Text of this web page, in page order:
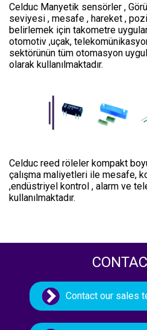
Celduc Manyetik sensörler ,
seviyesi , mesafe , hareket ,
belirlemek için takometre
otomotiv ,uçak,
sektörünün tüm otomasyon
olarak kullanılmaktadır.
Celduc reed röleler kompakt
çalışma maliyetleri ile mesafe,
,endüstriyel kontrol , alarm ve
kullanılmaktadır.
Contact our sales